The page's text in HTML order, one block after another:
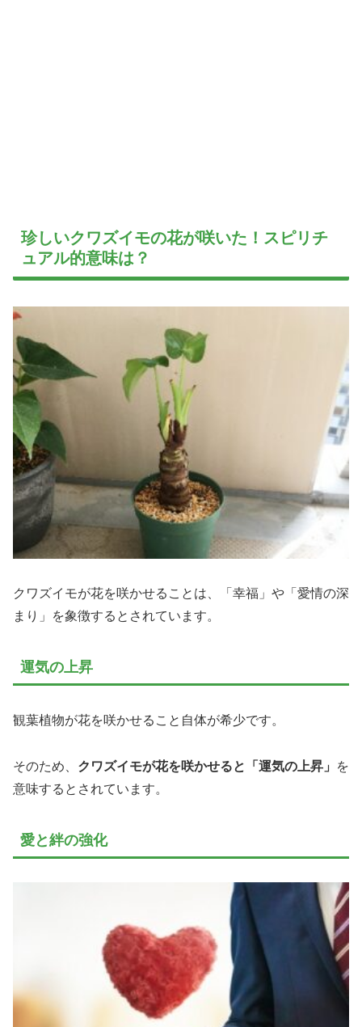
珍しいクワズイモの花が咲いた！スピリチ
ュアル的意味は？
クワズイモが花を咲かせることは、「幸福」や「愛情の深
まり」を象徴するとされています。
運気の上昇
観葉植物が花を咲かせること自体が希少です。
そのため、 クワズイモが花を咲かせると「運気の上昇」
を
意味するとされています。
愛と絆の強化